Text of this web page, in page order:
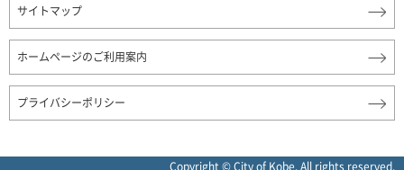
サイトマップ
ホームページのご利用案内
プライバシーポリシー